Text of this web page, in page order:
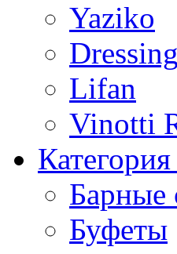
Yaziko
Lifan
Vinotti
Барные
Буфеты